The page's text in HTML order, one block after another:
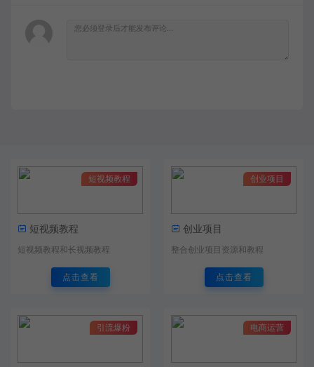
短视频教程
短视频教程
短视频教程和长视频教程
点击查看
创业项目
创业项目
整合创业项目资源和教程
点击查看
引流爆粉 电商运营